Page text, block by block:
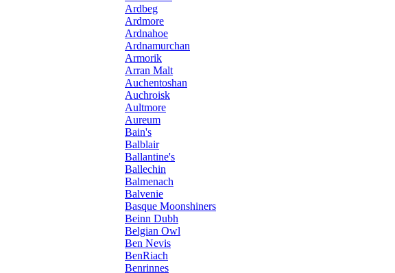
Ardbeg
Ardmore
Ardnahoe
Ardnamurchan
Armorik
Arran Malt
Auchentoshan
Auchroisk
Aultmore
Aureum
Bain's
Balblair
Ballantine's
Ballechin
Balmenach
Balvenie
Basque Moonshiners
Beinn Dubh
Belgian Owl
Ben Nevis
BenRiach
Benrinnes